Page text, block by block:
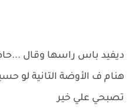
ديفيد باس راسها وقال
هنام ف الأوضة التانية لو
تصبحي علي خير